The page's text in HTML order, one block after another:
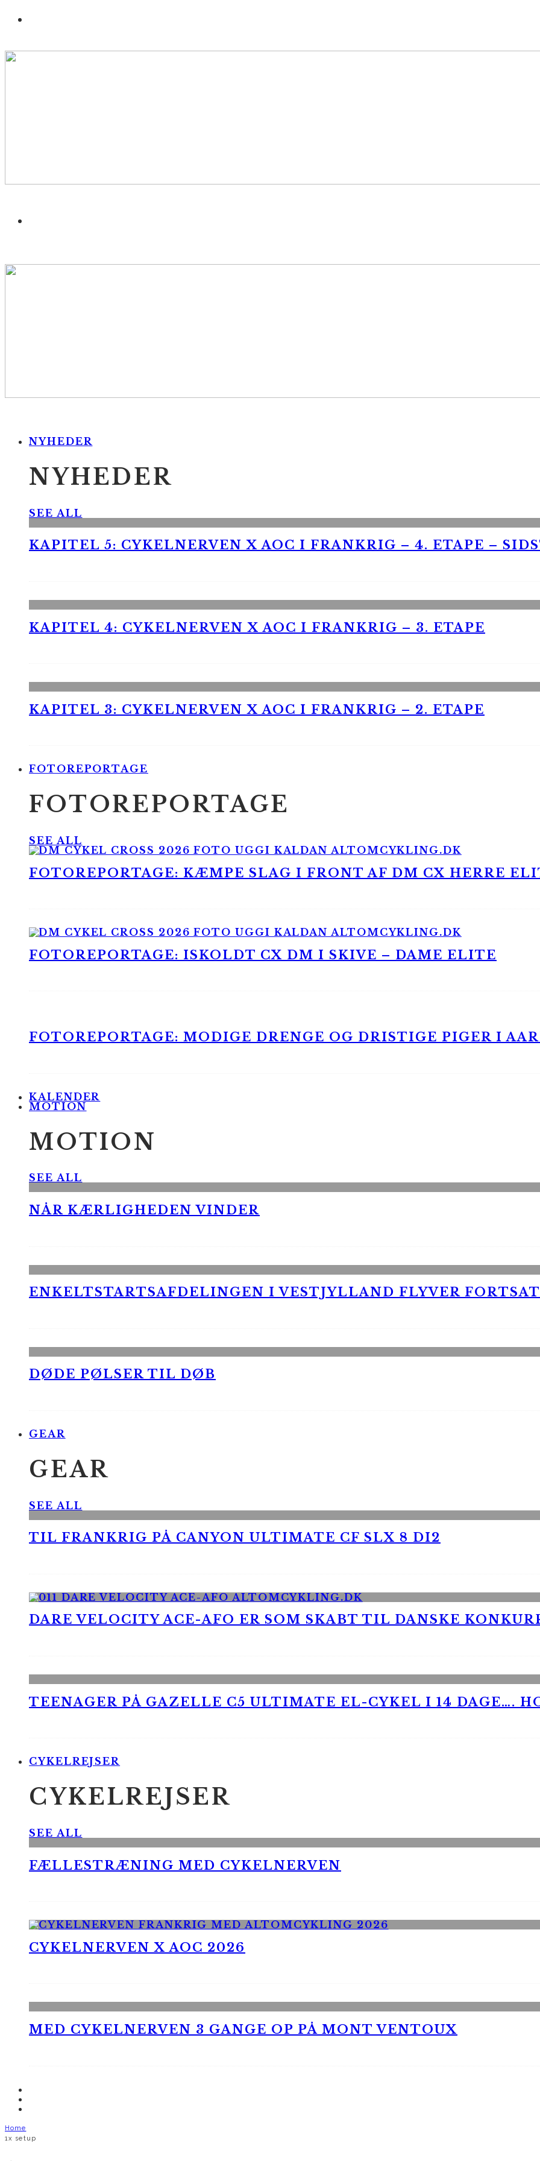
NYHEDER
NYHEDER
SEE ALL
KAPITEL 5: CYKELNERVEN X AOC I FRANKRIG – 4. ETAPE –
KAPITEL 4: CYKELNERVEN X AOC I FRANKRIG – 3. ETAPE
KAPITEL 3: CYKELNERVEN X AOC I FRANKRIG – 2. ETAPE
FOTOREPORTAGE
FOTOREPORTAGE
SEE ALL
FOTOREPORTAGE: KÆMPE SLAG I FRONT AF DM CX HERRE
FOTOREPORTAGE: ISKOLDT CX DM I SKIVE – DAME ELITE
FOTOREPORTAGE: MODIGE DRENGE OG DRISTIGE PIGER I
KALENDER
MOTION
MOTION
SEE ALL
NÅR KÆRLIGHEDEN VINDER
ENKELTSTARTSAFDELINGEN I VESTJYLLAND FLYVER
DØDE PØLSER TIL DØB
GEAR
GEAR
SEE ALL
TIL FRANKRIG PÅ CANYON ULTIMATE CF SLX 8 DI2
DARE VELOCITY ACE-AFO ER SOM SKABT TIL DANSKE
TEENAGER PÅ GAZELLE C5 ULTIMATE EL-CYKEL I 14 DAGE….
CYKELREJSER
CYKELREJSER
SEE ALL
FÆLLESTRÆNING MED CYKELNERVEN
CYKELNERVEN X AOC 2026
MED CYKELNERVEN 3 GANGE OP PÅ MONT VENTOUX
Home
1x setup